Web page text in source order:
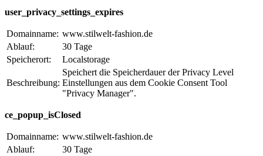
user_privacy_settings_expires
Domainname: www.stilwelt-fashion.de
Ablauf:
30 Tage
Speicherort:
Localstorage
Beschreibung:
Speichert die Speicherdauer der Privacy Level
Einstellungen aus dem Cookie Consent Tool
"Privacy Manager".
ce_popup_isClosed
Domainname: www.stilwelt-fashion.de
Ablauf:
30 Tage